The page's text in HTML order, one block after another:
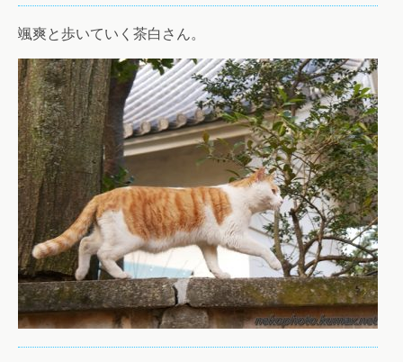
颯爽と歩いていく茶白さん。